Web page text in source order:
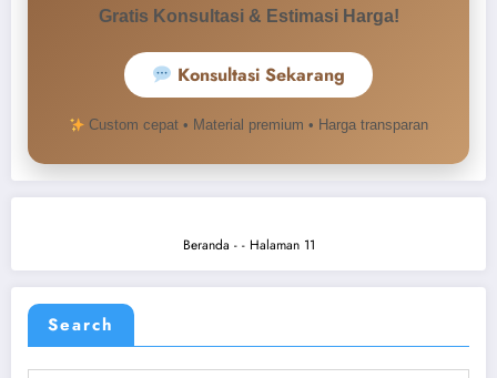
Gratis Konsultasi & Estimasi Harga!
Konsultasi Sekarang
Custom cepat • Material premium • Harga transparan
Beranda - - Halaman 11
Search